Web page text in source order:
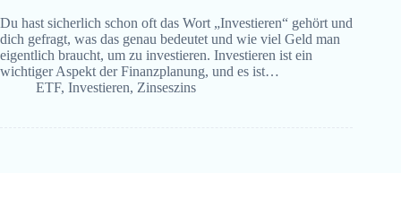
Du hast sicherlich schon oft das Wort „Investieren“ gehört und
dich gefragt, was das genau bedeutet und wie viel Geld man
eigentlich braucht, um zu investieren. Investieren ist ein
wichtiger Aspekt der Finanzplanung, und es ist…
ETF, Investieren, Zinseszins